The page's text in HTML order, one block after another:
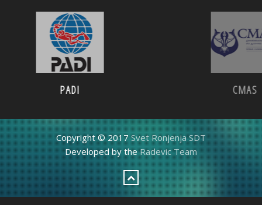
PADI
Copyright © 2017Svet Ronjenja SDT
Developed by theRadevic Team